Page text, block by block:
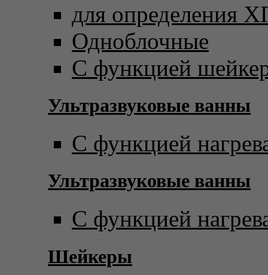
для определения
Одноблочные
С функцией
Ультразвуковые ванны
С функцией
Ультразвуковые ванны
С функцией
Шейкеры